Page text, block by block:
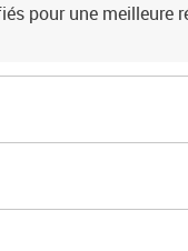
pour une meilleure